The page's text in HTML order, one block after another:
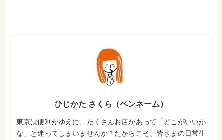
ひじかた さくら（ペンネーム）
東京は便利がゆえに、たくさんお店があって「どこがいいか
な」と迷ってしまいませんか？だからこそ、皆さまの日常生